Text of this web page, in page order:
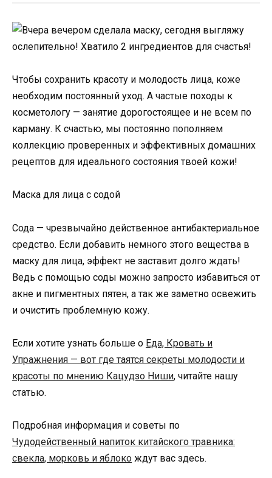
Чтобы сохранить красоту и молодость лица, коже
необходим постоянный уход. А частые походы к
косметологу — занятие дорогостоящее и не всем по
карману. К счастью, мы постоянно пополняем
коллекцию проверенных и эффективных домашних
рецептов для идеального состояния твоей кожи!
Маска для лица с содой
Сода — чрезвычайно действенное антибактериальное
средство. Если добавить немного этого вещества в
маску для лица, эффект не заставит долго ждать!
Ведь с помощью соды можно запросто избавиться от
акне и пигментных пятен, а так же заметно освежить
и очистить проблемную кожу.
Если хотите узнать больше о Еда, Кровать и
Упражнения — вот где таятся секреты молодости и
красоты по мнению Кацудзо Ниши, читайте нашу
статью.
Подробная информация и советы по
Чудодейственный напиток китайского травника:
свекла, морковь и яблоко ждут вас здесь.